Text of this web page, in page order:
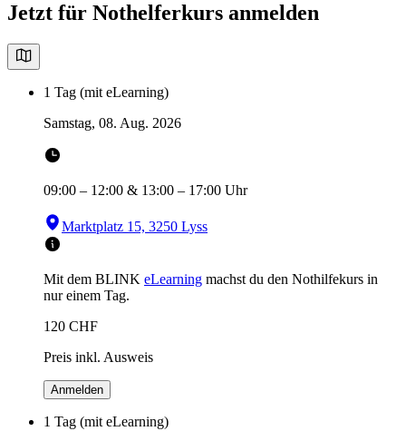
Jetzt für Nothelferkurs anmelden
1 Tag (mit eLearning)
Samstag, 08. Aug. 2026
09:00 – 12:00 & 13:00 – 17:00 Uhr
Marktplatz 15, 3250 Lyss
Mit dem BLINK eLearning machst du den Nothilfekurs in
nur einem Tag.
120 CHF
Preis inkl. Ausweis
Anmelden
1 Tag (mit eLearning)